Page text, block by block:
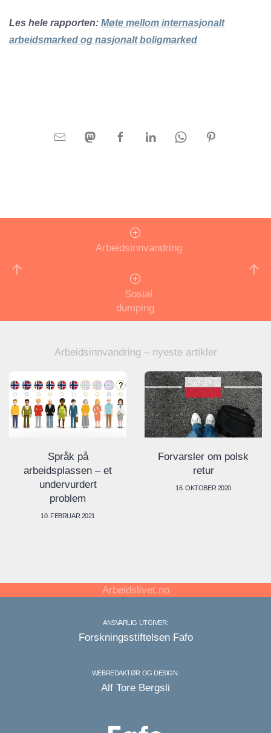
Les hele rapporten: Møte mellom internasjonalt
arbeidsmarked og nasjonalt boligmarked
Arbeidsinnvandring
Sosial
dumping
Arbeidsinnvandring – nyeste artikler
Språk på
arbeidsplassen – et
undervurdert
problem
10. FEBRUAR 2021
Forvarsler om polsk
retur
16. OKTOBER 2020
Arbeidslivet.no
ANSVARLIG UTGIVER:
Forskningsstiftelsen Fafo
WEBREDAKTØR OG DESIGN:
Alf Tore Bergsli